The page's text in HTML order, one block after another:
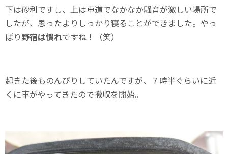
下は砂利ですし、上は車道でなかなか騒音が激しい場所で
したが、思ったよりしっかり寝ることができました。やっ
ぱり野宿は慣れですね！（笑）
起きた後ものんびりしていたんですが、７時半ぐらいに近
くに車がやってきたので撤収を開始。